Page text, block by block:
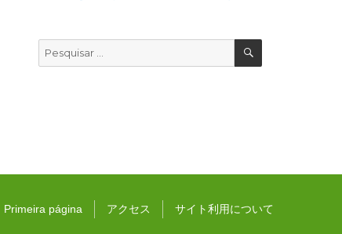
Pesquisar
por:
PESQUISAR
Primeira página アクセス サイト利用について